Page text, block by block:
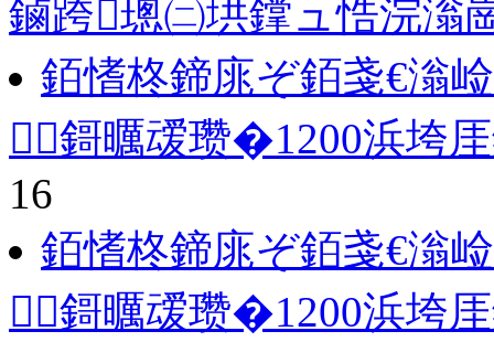
鏀跨璁㈡垬鐣ュ悎浣滃
銆愭柊鍗庣ぞ銆戔€滃
鎶曞叆瓒�1200浜垮
16
銆愭柊鍗庣ぞ銆戔€滃
鎶曞叆瓒�1200浜垮